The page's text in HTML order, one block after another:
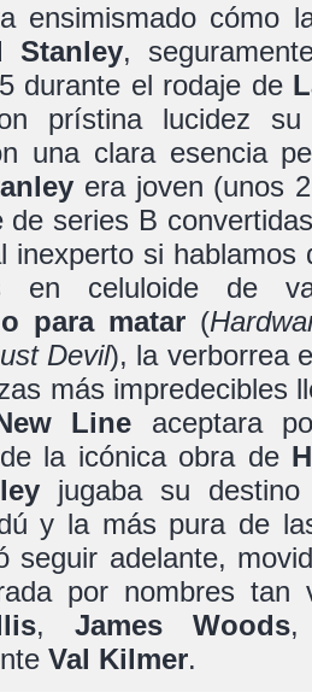
ensimismado cómo
Stanley,
durante el rodaje de
prístina lucidez
una clara esencia
era joven (unos
de series B
inexperto si hablamos
en celuloide de
para matar(
Devil), la verborrea
más impredecibles
Line aceptara
la icónica obra de
jugaba su destino
y la más pura de
seguir adelante,
por nombres tan
, James Woods
Val Kilmer.